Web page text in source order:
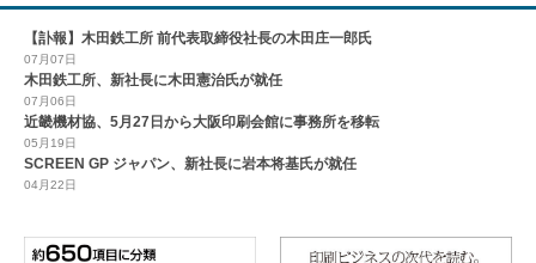
【訃報】木田鉄工所 前代表取締役社長の木田庄一郎氏
07月07日
木田鉄工所、新社長に木田憲治氏が就任
07月06日
近畿機材協、5月27日から大阪印刷会館に事務所を移転
05月19日
SCREEN GP ジャパン、新社長に岩本将基氏が就任
04月22日